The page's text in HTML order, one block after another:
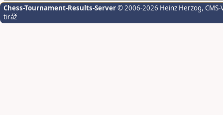
Chess-Tournament-Results-Server© 2006-2026 Heinz Herzog,
tiráž